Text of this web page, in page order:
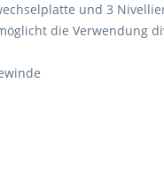
und 3
die Verwendung